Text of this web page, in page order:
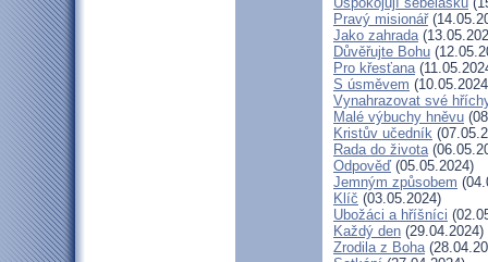
Pravý misionář
Jako zahrada
Důvěřujte Bohu
Pro křesťana
S úsměvem
Vynahrazovat své
Malé výbuchy hněvu
Kristův učedník
Rada do života
Odpověď (05.05.2024)
Jemným způsobem
Klíč (03.05.2024)
Ubožáci a hříšníci
Každý den (29.04.2024)
Zrodila z Boha